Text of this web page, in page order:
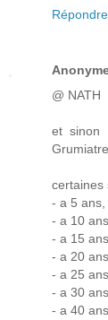
Répondre
@ NATH
et sinon
certaines
- a 5
- a 10
- a 15
- a 20
- a 25
- a 30
- a 40